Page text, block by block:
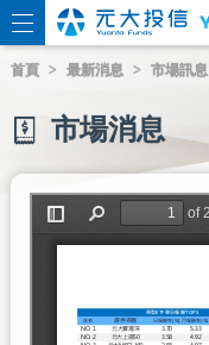
首頁 最新消息 市場訊息
市場消息